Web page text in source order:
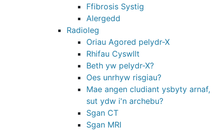
Ffibrosis Systig
Alergedd
Radioleg
Oriau Agored pelydr-X
Rhifau Cyswllt
Beth yw pelydr-X?
Oes unrhyw risgiau?
Mae angen cludiant ysbyty arnaf,
sut ydw i'n archebu?
Sgan CT
Sgan MRI